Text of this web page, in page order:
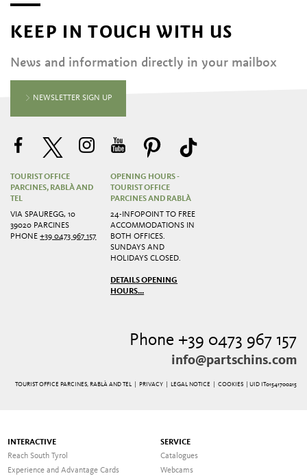
KEEP IN TOUCH WITH US
News and information directly in your mailbox
NEWSLETTER SIGN UP
TOURIST OFFICE
PARCINES, RABLÀ AND
TEL
VIA SPAUREGG, 10
39020 PARCINES
PHONE+39 0473 967 157
OPENING HOURS -
TOURIST OFFICE
PARCINES AND RABLÀ
24-INFOPOINT TO FREE
ACCOMMODATIONS IN
BOTH OFFICES.
SUNDAYS AND
HOLIDAYS CLOSED.
DETAILS OPENING
HOURS...
Phone +39 0473 967 157
info@partschins.com
TOURIST OFFICE PARCINES, RABLÀ AND TEL | PRIVACY| LEGAL NOTICE COOKIES | UID IT01541700215
INTERACTIVE
Reach South Tyrol
Experience and Advantage Cards
SERVICE
Catalogues
Webcams